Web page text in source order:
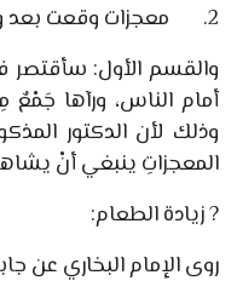
2.
معجزات وقعت بعد
والقسم الأول: سأقتصر
أمام الناس، ورآها
وذلك لأن الدكتور
المعجزاتِ ينبغيأنْ
?زيادة الطعام:
روى الإمام البخاري عن